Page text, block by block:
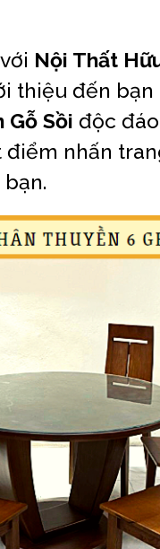
Nội Thất
thiệu đến
Gỗ Sồi độc
điểm nhấn